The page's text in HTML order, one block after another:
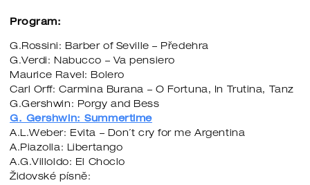
Program:
G.Rossini: Barber of Seville – Předehra
G.Verdi: Nabucco – Va pensiero
Maurice Ravel: Bolero
Carl Orff: Carmina Burana – O Fortuna, In Trutina, Tanz
G.Gershwin: Porgy and Bess
G. Gershwin: Summertime
A.L.Weber: Evita – Don´t cry for me Argentina
A.Piazolla: Libertango
A.G.Villoldo: El Choclo
Židovské písně: